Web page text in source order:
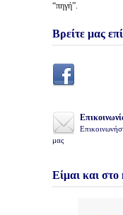
“πηγή”.
Βρείτε μας
μας
Είμαι και στο